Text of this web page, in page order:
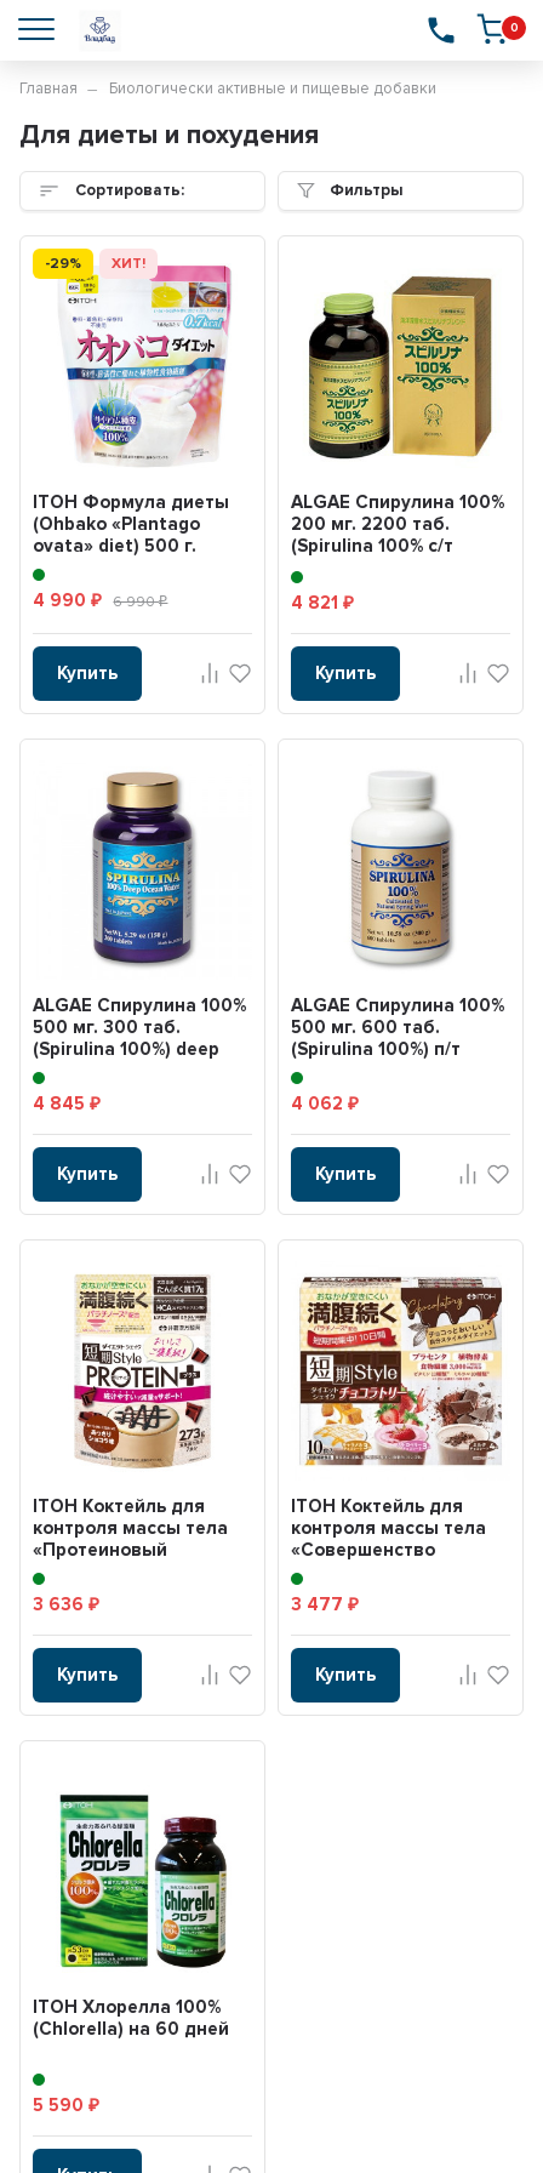
0
Главная Биологически активные и пищевые добавки
Для диеты и похудения
Сортировать: Фильтры
-29% ХИТ!
ITOH Формула диеты
(Ohbako «Plantago
ovata» diet) 500 г.
4 990₽ 6 990₽
Купить
ALGAE Спирулина 100%
200 мг. 2200 таб.
(Spirulina 100% с/т
банка)
4 821 ₽
Купить
ALGAE Спирулина 100%
500 мг. 300 таб.
(Spirulina 100%) deep
ocean water ( с/т...
4 845₽
Купить
ALGAE Спирулина 100%
500 мг. 600 таб.
(Spirulina 100%) п/т
банка
4 062 ₽
Купить
ITOH Коктейль для
контроля массы тела
«Протеиновый
коктейль со вкусом
шокола...
3 636₽
Купить
ITOH Коктейль для
контроля массы тела
«Совершенство
красоты и фигуры»
(Style ...
3 477 ₽
Купить
ITOH Хлорелла 100%
(Chlorella) на 60 дней
5 590₽